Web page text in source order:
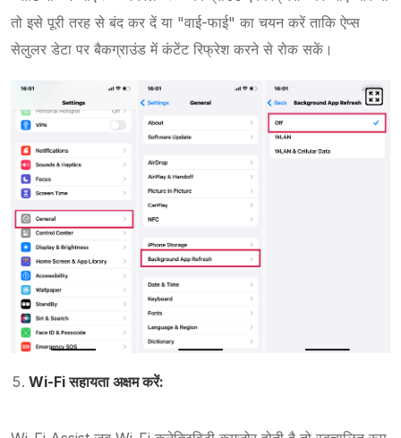
तो इसे पूरी तरह से बंद कर दें या "वाई-फाई" का चयन करें ताकि ऐप्स
सेलुलर डेटा पर बैकग्राउंड में कंटेंट रिफ्रेश करने से रोक सकें।
Wi-Fi सहायता अक्षम करें: